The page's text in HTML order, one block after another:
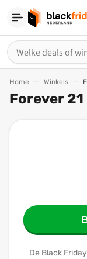
Home Winkels
Forever
De Black